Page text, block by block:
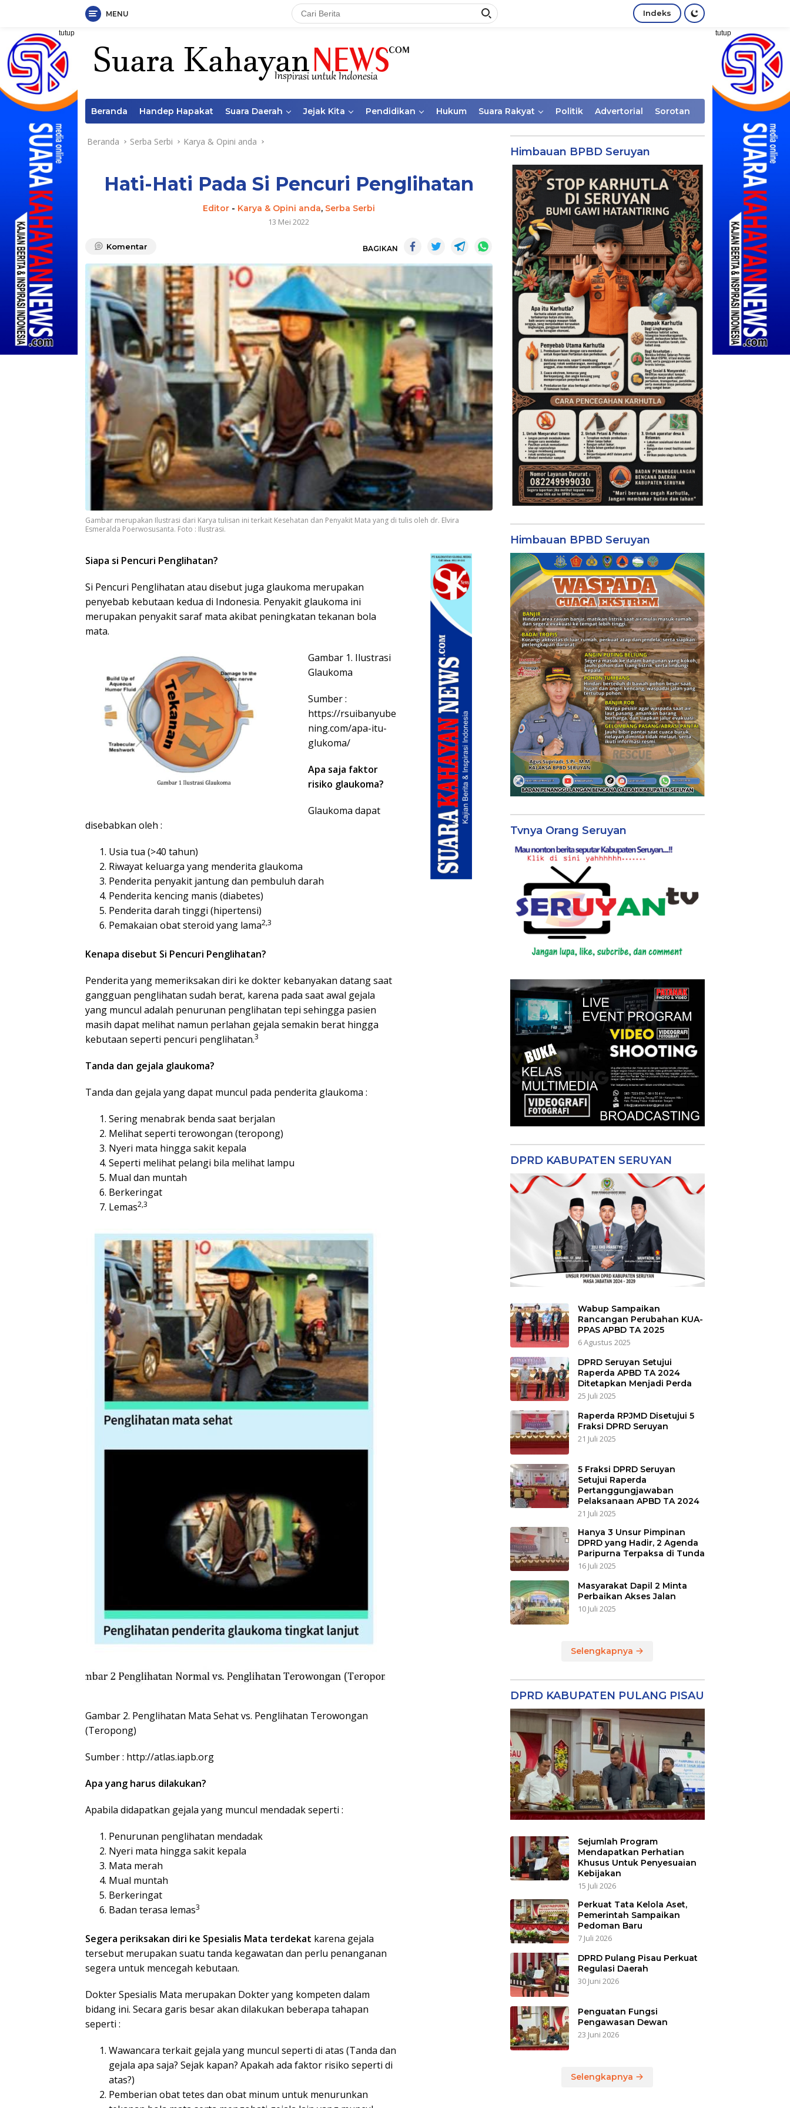
Langsung
konten
MENU Indeks
tutup tutup
Beranda Handep Hapakat Suara Daerah Jejak Kita Pendidikan Hukum Suara Rakyat Politik Advertorial Sorotan
Beranda Serba Serbi Karya & Opini anda
Hati-Hati Pada Si Pencuri Penglihatan
Editor- Karya & Opini anda, Serba Serbi
13 Mei 2022
Komentar BAGIKAN
Gambar merupakan Ilustrasi dari Karya tulisan ini terkait Kesehatan dan Penyakit Mata yang di tulis oleh dr. Elvira
Esmeralda Poerwosusanta. Foto : Ilustrasi.
Siapa si Pencuri Penglihatan?
Si Pencuri Penglihatan atau disebut juga glaukoma merupakan
penyebab kebutaan kedua di Indonesia. Penyakit glaukoma ini
merupakan penyakit saraf mata akibat peningkatan tekanan bola
mata.
Gambar 1. Ilustrasi
Glaukoma
Sumber :
https://rsuibanyube
ning.com/apa-itu-
glukoma/
Apa saja faktor
risiko glaukoma?
Glaukoma dapat
disebabkan oleh :
Usia tua (>40 tahun)
Riwayat keluarga yang menderita glaukoma
Penderita penyakit jantung dan pembuluh darah
Penderita kencing manis (diabetes)
Penderita darah tinggi (hipertensi)
Pemakaian obat steroid yang lama2,3
Kenapa disebut Si Pencuri Penglihatan?
Penderita yang memeriksakan diri ke dokter kebanyakan datang saat
gangguan penglihatan sudah berat, karena pada saat awal gejala
yang muncul adalah penurunan penglihatan tepi sehingga pasien
masih dapat melihat namun perlahan gejala semakin berat hingga
kebutaan seperti pencuri penglihatan.3
Tanda dan gejala glaukoma?
Tanda dan gejala yang dapat muncul pada penderita glaukoma :
Sering menabrak benda saat berjalan
Melihat seperti terowongan (teropong)
Nyeri mata hingga sakit kepala
Seperti melihat pelangi bila melihat lampu
Mual dan muntah
Berkeringat
Lemas2,3
Gambar 2. Penglihatan Mata Sehat vs. Penglihatan Terowongan
(Teropong)
Sumber : http://atlas.iapb.org
Apa yang harus dilakukan?
Apabila didapatkan gejala yang muncul mendadak seperti :
Penurunan penglihatan mendadak
Nyeri mata hingga sakit kepala
Mata merah
Mual muntah
Berkeringat
Badan terasa lemas3
Segera periksakan diri ke Spesialis Mata terdekat karena gejala
tersebut merupakan suatu tanda kegawatan dan perlu penanganan
segera untuk mencegah kebutaan.
Dokter Spesialis Mata merupakan Dokter yang kompeten dalam
bidang ini. Secara garis besar akan dilakukan beberapa tahapan
seperti :
Wawancara terkait gejala yang muncul seperti di atas (Tanda dan
gejala apa saja? Sejak kapan? Apakah ada faktor risiko seperti di
atas?)
Pemberian obat tetes dan obat minum untuk menurunkan
Himbauan BPBD Seruyan
Himbauan BPBD Seruyan
Tvnya Orang Seruyan
DPRD KABUPATEN SERUYAN
Wabup Sampaikan
Rancangan Perubahan KUA-
PPAS APBD TA 2025
6 Agustus 2025
DPRD Seruyan Setujui
Raperda APBD TA 2024
Ditetapkan Menjadi Perda
25 Juli 2025
Raperda RPJMD Disetujui 5
Fraksi DPRD Seruyan
21 Juli 2025
5 Fraksi DPRD Seruyan
Setujui Raperda
Pertanggungjawaban
Pelaksanaan APBD TA 2024
21 Juli 2025
Hanya 3 Unsur Pimpinan
DPRD yang Hadir, 2 Agenda
Paripurna Terpaksa di Tunda
16 Juli 2025
Masyarakat Dapil 2 Minta
Perbaikan Akses Jalan
10 Juli 2025
Selengkapnya
DPRD KABUPATEN PULANG PISAU
Sejumlah Program
Mendapatkan Perhatian
Khusus Untuk Penyesuaian
Kebijakan
15 Juli 2026
Perkuat Tata Kelola Aset,
Pemerintah Sampaikan
Pedoman Baru
7 Juli 2026
DPRD Pulang Pisau Perkuat
Regulasi Daerah
30 Juni 2026
Penguatan Fungsi
Pengawasan Dewan
23 Juni 2026
Selengkapnya